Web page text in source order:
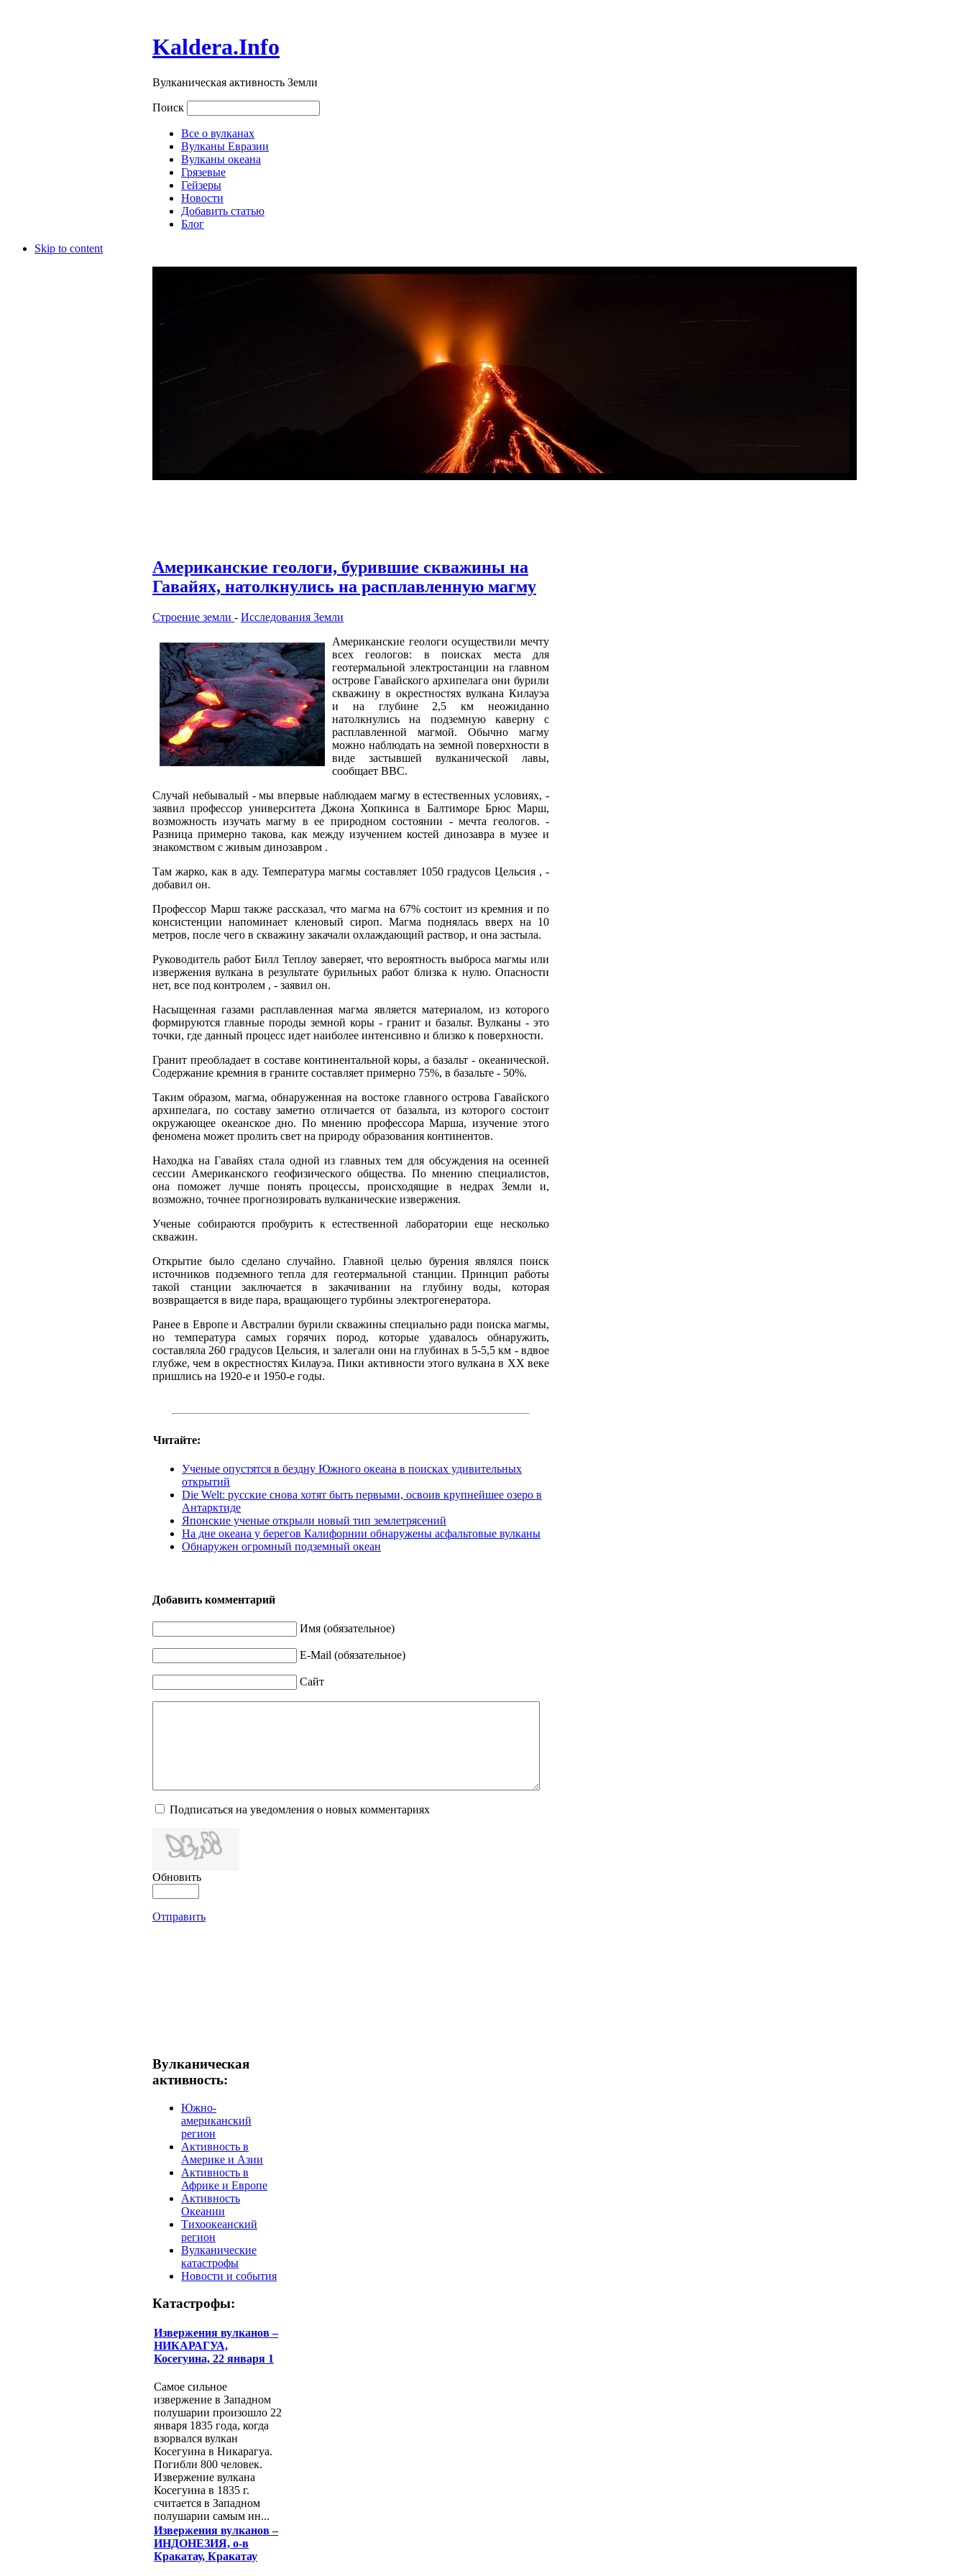
Kaldera.Info
Вулканическая активность Земли
Поиск
Все о вулканах
Вулканы Евразии
Вулканы океана
Грязевые
Гейзеры
Новости
Добавить статью
Блог
Skip to content
Американские геологи, бурившие скважины на
Гавайях, натолкнулись на расплавленную магму
Строение земли - Исследования Земли
Американские геологи осуществили мечту
всех геологов: в поисках места для
геотермальной электростанции на главном
острове Гавайского архипелага они бурили
скважину в окрестностях вулкана Килауэа
и на глубине 2,5 км неожиданно
натолкнулись на подземную каверну с
расплавленной магмой. Обычно магму
можно наблюдать на земной поверхности в
виде застывшей вулканической лавы,
сообщает ВВС.
Случай небывалый - мы впервые наблюдаем магму в естественных условиях, -
заявил профессор университета Джона Хопкинса в Балтиморе Брюс Марш,
возможность изучать магму в ее природном состоянии - мечта геологов. -
Разница примерно такова, как между изучением костей динозавра в музее и
знакомством с живым динозавром .
Там жарко, как в аду. Температура магмы составляет 1050 градусов Цельсия , -
добавил он.
Профессор Марш также рассказал, что магма на 67% состоит из кремния и по
консистенции напоминает кленовый сироп. Магма поднялась вверх на 10
метров, после чего в скважину закачали охлаждающий раствор, и она застыла.
Руководитель работ Билл Теплоу заверяет, что вероятность выброса магмы или
извержения вулкана в результате бурильных работ близка к нулю. Опасности
нет, все под контролем , - заявил он.
Насыщенная газами расплавленная магма является материалом, из которого
формируются главные породы земной коры - гранит и базальт. Вулканы - это
точки, где данный процесс идет наиболее интенсивно и близко к поверхности.
Гранит преобладает в составе континентальной коры, а базальт - океанической.
Содержание кремния в граните составляет примерно 75%, в базальте - 50%.
Таким образом, магма, обнаруженная на востоке главного острова Гавайского
архипелага, по составу заметно отличается от базальта, из которого состоит
окружающее океанское дно. По мнению профессора Марша, изучение этого
феномена может пролить свет на природу образования континентов.
Находка на Гавайях стала одной из главных тем для обсуждения на осенней
сессии Американского геофизического общества. По мнению специалистов,
она поможет лучше понять процессы, происходящие в недрах Земли и,
возможно, точнее прогнозировать вулканические извержения.
Ученые собираются пробурить к естественной лаборатории еще несколько
скважин.
Открытие было сделано случайно. Главной целью бурения являлся поиск
источников подземного тепла для геотермальной станции. Принцип работы
такой станции заключается в закачивании на глубину воды, которая
возвращается в виде пара, вращающего турбины электрогенератора.
Ранее в Европе и Австралии бурили скважины специально ради поиска магмы,
но температура самых горячих пород, которые удавалось обнаружить,
составляла 260 градусов Цельсия, и залегали они на глубинах в 5-5,5 км - вдвое
глубже, чем в окрестностях Килауэа. Пики активности этого вулкана в XX веке
пришлись на 1920-е и 1950-е годы.
Читайте:
Ученые опустятся в бездну Южного океана в поисках удивительных
открытий
Die Welt: русские снова хотят быть первыми, освоив крупнейшее озеро в
Антарктиде
Японские ученые открыли новый тип землетрясений
На дне океана у берегов Калифорнии обнаружены асфальтовые вулканы
Обнаружен огромный подземный океан
Добавить комментарий
Имя (обязательное)
E-Mail (обязательное)
Сайт
Подписаться на уведомления о новых комментариях
Обновить
Отправить
Вулканическая
активность:
Южно-
американский
регион
Активность в
Америке и Азии
Активность в
Африке и Европе
Активность
Океании
Тихоокеанский
регион
Вулканические
катастрофы
Новости и события
Катастрофы:
Извержения вулканов –
НИКАРАГУА,
Косегуина, 22 января 1
Самое сильное
извержение в Западном
полушарии произошло 22
января 1835 года, когда
взорвался вулкан
Косегуина в Никарагуа.
Погибли 800 человек.
Извержение вулкана
Косегуина в 1835 г.
считается в Западном
полушарии самым ин...
Извержения вулканов –
ИНДОНЕЗИЯ, о-в
Кракатау, Кракатау